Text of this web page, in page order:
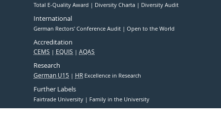
Total E-Quality Award Diversity Charta Diversity Audit
International
German Rectors' Conference Audit Open to the World
Accreditation
CEMS EQUIS AQAS
Research
German U15 HR Excellence in Research
Further Labels
Fairtrade University Family in the University